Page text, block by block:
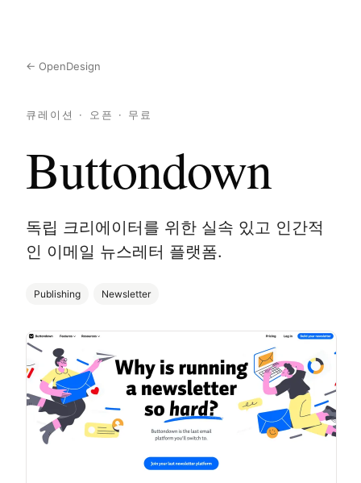
← OpenDesign
큐레이션 · 오픈 · 무료
Buttondown
독립 크리에이터를 위한 실속 있고 인간적
인 이메일 뉴스레터 플랫폼.
Publishing Newsletter